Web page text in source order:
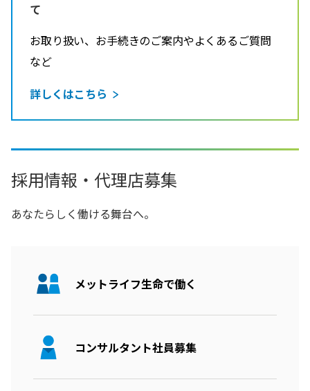
て
お取り扱い、お手続きのご案内やよくあるご質問
など
詳しくはこちら
採用情報・代理店募集
あなたらしく働ける舞台へ。
メットライフ生命で働く
コンサルタント社員募集